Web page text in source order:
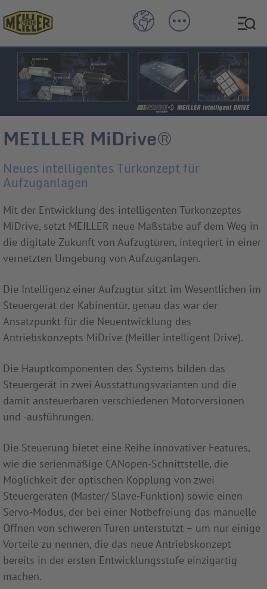
MEILLER MiDrive®
Neues intelligentes Türkonzept für
Aufzuganlagen
Mit der Entwicklung des intelligenten Türkonzeptes
MiDrive, setzt MEILLER neue Maßstäbe auf dem Weg in
die digitale Zukunft von Aufzugtüren, integriert in einer
vernetzten Umgebung von Aufzuganlagen.
Die Intelligenz einer Aufzugtür sitzt im Wesentlichen im
Steuergerät der Kabinentür, genau das war der
Ansatzpunkt für die Neuentwicklung des
Antriebskonzepts MiDrive (Meiller intelligent Drive).
Die Hauptkomponenten des Systems bilden das
Steuergerät in zwei Ausstattungsvarianten und die
damit ansteuerbaren verschiedenen Motorversionen
und -ausführungen.
Die Steuerung bietet eine Reihe innovativer Features,
wie die serienmäßige CANopen-Schnittstelle, die
Möglichkeit der optischen Kopplung von zwei
Steuergeräten (Master/ Slave-Funktion) sowie einen
Servo-Modus, der bei einer Notbefreiung das manuelle
Öffnen von schweren Türen unterstützt – um nur einige
Vorteile zu nennen, die das neue Antriebskonzept
bereits in der ersten Entwicklungsstufe einzigartig
machen.